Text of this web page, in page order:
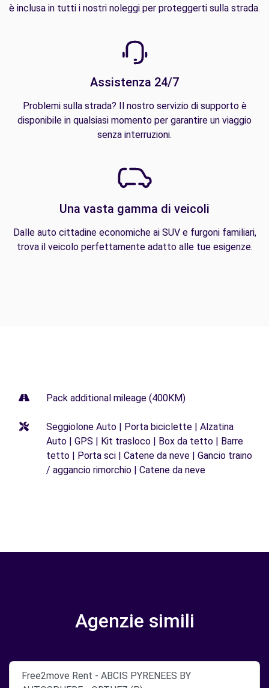
è inclusa in tutti i nostri noleggi per proteggerti sulla strada.
Assistenza 24/7
Problemi sulla strada? Il nostro servizio di supporto è
disponibile in qualsiasi momento per garantire un viaggio
senza interruzioni.
Una vasta gamma di veicoli
Dalle auto cittadine economiche ai SUV e furgoni familiari,
trova il veicolo perfettamente adatto alle tue esigenze.
Pack additional mileage (400KM)
Seggiolone Auto | Porta biciclette | Alzatina
Auto | GPS | Kit trasloco | Box da tetto | Barre
tetto | Porta sci | Catene da neve | Gancio traino
/ aggancio rimorchio | Catene da neve
Agenzie simili
Free2move Rent - ABCIS PYRENEES BY